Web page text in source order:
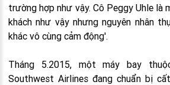
trường hợp như vậy. Cô Peggy Uhle là
khách như vậy nhưng nguyên nhân
khác vô cùng cảm động'.
Tháng 5.2015, một máy bay
Southwest Airlines đang chuẩn bị